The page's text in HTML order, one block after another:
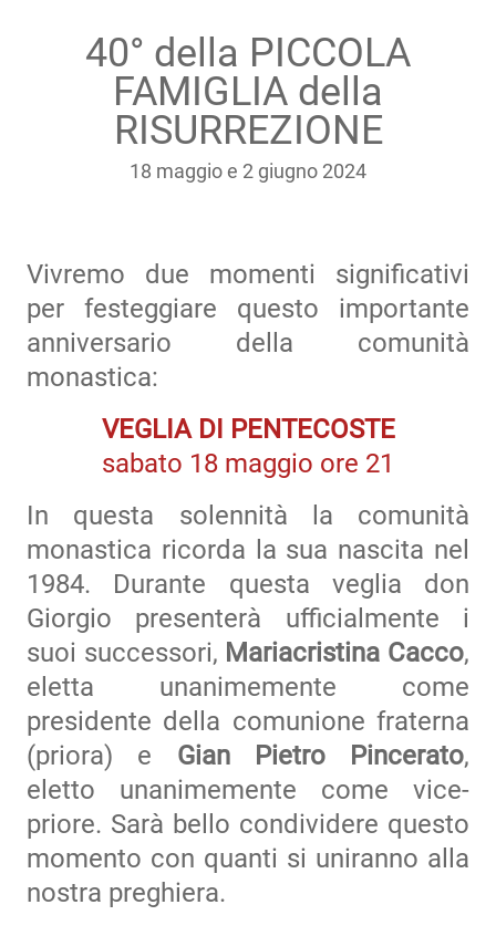
40° della PICCOLA
FAMIGLIA della
RISURREZIONE
18 maggio e 2 giugno 2024
Vivremo due momenti significativi
per festeggiare questo importante
anniversario della comunità
monastica:
VEGLIA DI PENTECOSTE
sabato 18 maggio ore 21
​​​​​In questa solennità la comunità
monastica ricorda la sua nascita nel
1984. Durante questa veglia don
Giorgio presenterà ufficialmente i
suoi successori, Mariacristina Cacco,
eletta unanimemente come
presidente della comunione fraterna
(priora) e Gian Pietro Pincerato,
eletto unanimemente come vice-
priore. Sarà bello condividere questo
momento con quanti si uniranno alla
nostra preghiera.